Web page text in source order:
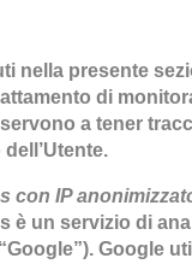
nella presente
di
a tener
con IP
è un servizio di
Google